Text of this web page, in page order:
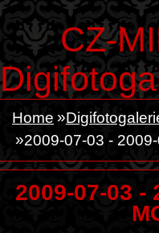
CZ-
Home
2009-07-03 -
2009-07-03 -